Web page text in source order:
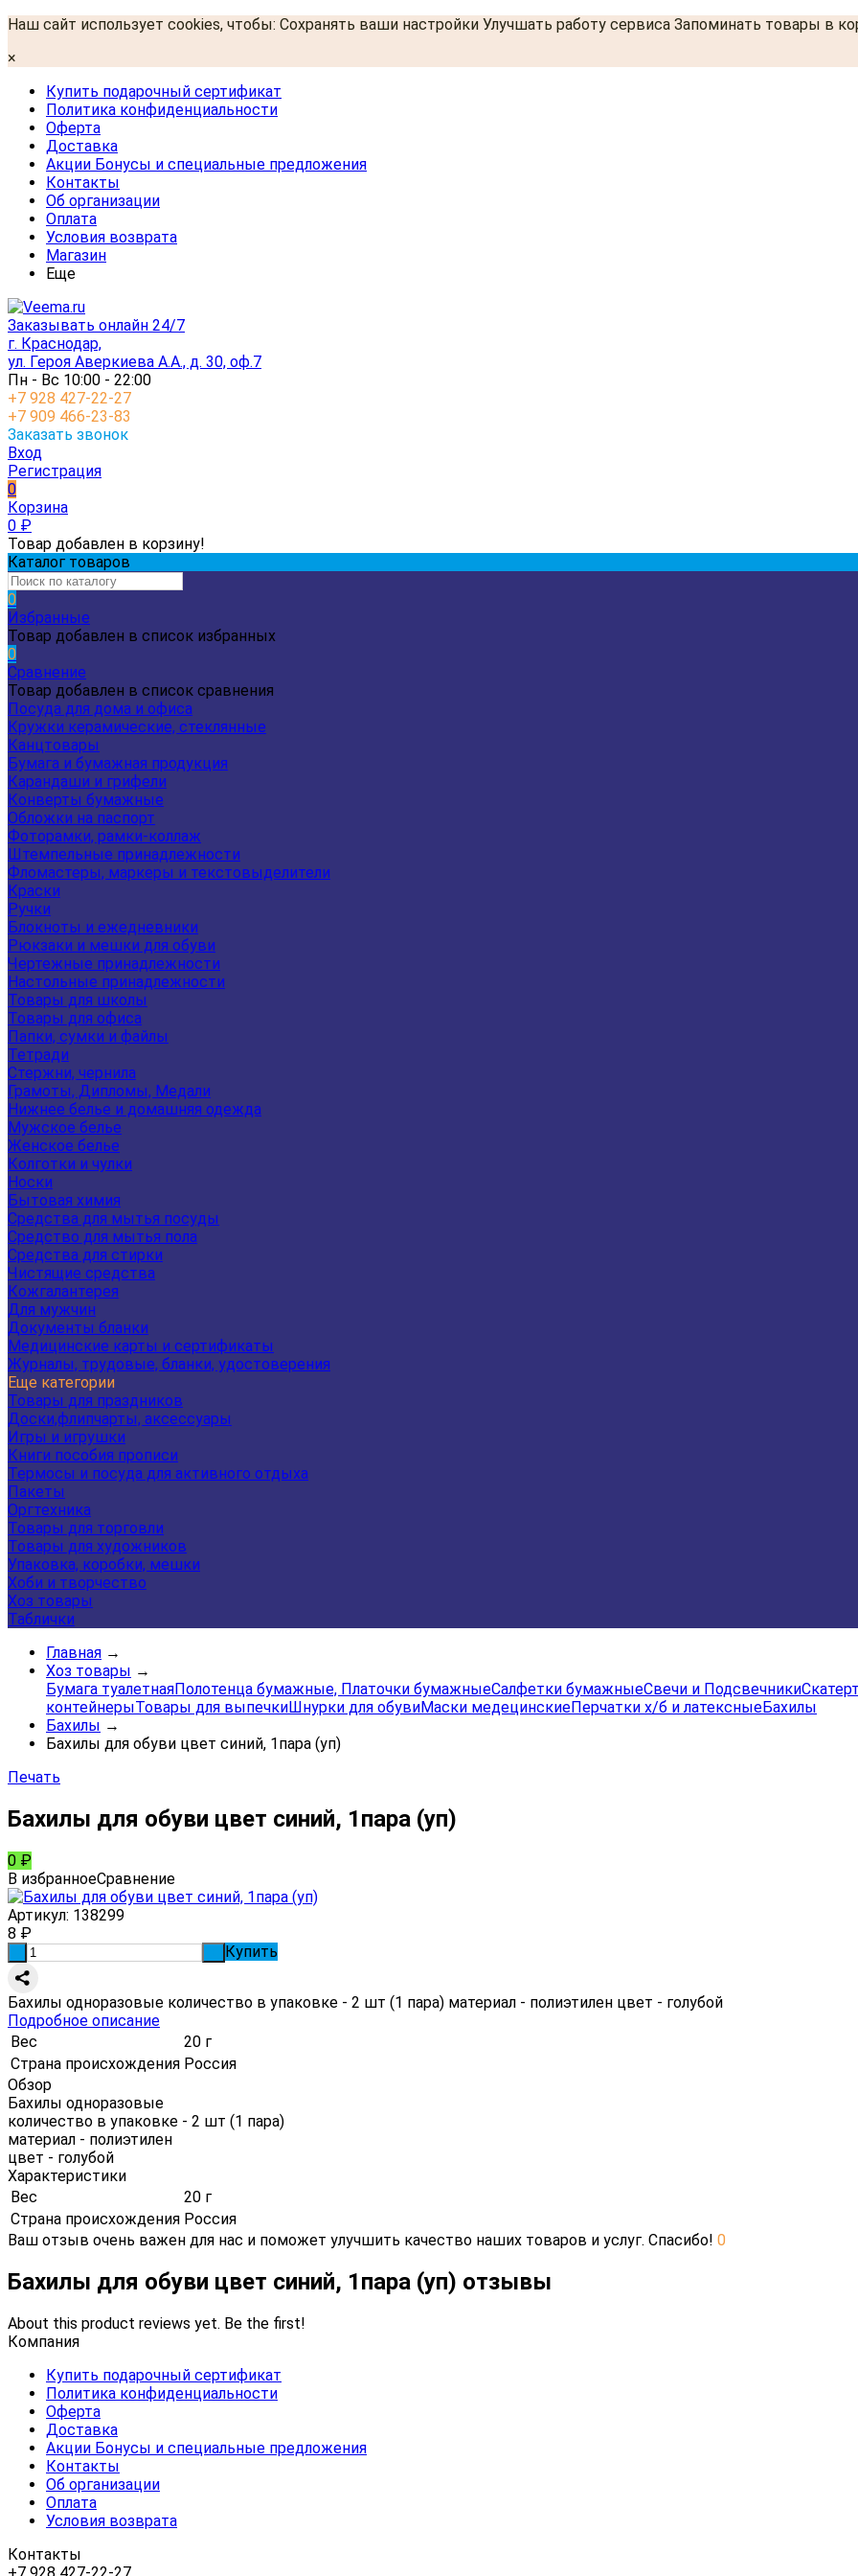
Наш сайт использует cookies, чтобы: Сохранять ваши настройки Улучшать работу сервиса Запоминать товары в
×
Купить подарочный сертификат
Политика конфиденциальности
Оферта
Доставка
Акции Бонусы и специальные предложения
Контакты
Об организации
Оплата
Условия возврата
Магазин
Еще
Заказывать онлайн 24/7
г. Краснодар,
ул. Героя Аверкиева А.А., д. 30, оф.7
Пн - Вс 10:00 - 22:00
+7 928 427-22-27
+7 909 466-23-83
Заказать звонок
Вход
Регистрация
0
Корзина
0 ₽
Товар добавлен в корзину!
Каталог товаров
0
Избранные
Товар добавлен в список избранных
0
Сравнение
Товар добавлен в список сравнения
Посуда для дома и офиса
Кружки керамические, стеклянные
Канцтовары
Бумага и бумажная продукция
Карандаши и грифели
Конверты бумажные
Обложки на паспорт
Фоторамки, рамки-коллаж
Штемпельные принадлежности
Фломастеры, маркеры и текстовыделители
Краски
Ручки
Блокноты и ежедневники
Рюкзаки и мешки для обуви
Чертежные принадлежности
Настольные принадлежности
Товары для школы
Товары для офиса
Папки, сумки и файлы
Тетради
Стержни, чернила
Грамоты, Дипломы, Медали
Нижнее белье и домашняя одежда
Мужское белье
Женское белье
Колготки и чулки
Носки
Бытовая химия
Средства для мытья посуды
Средство для мытья пола
Средства для стирки
Чистящие средства
Кожгалантерея
Для мужчин
Документы бланки
Медицинские карты и сертификаты
Журналы, трудовые, бланки, удостоверения
Еще категории
Товары для праздников
Доски,флипчарты, аксессуары
Игры и игрушки
Книги пособия прописи
Термосы и посуда для активного отдыха
Пакеты
Оргтехника
Товары для торговли
Товары для художников
Упаковка, коробки, мешки
Хоби и творчество
Хоз товары
Таблички
Главная →
Хоз товары →
Бумага туалетнаяПолотенца бумажные, Платочки бумажныеСалфетки бумажныеСвечи и Подсвечники
контейнерыТовары для выпечкиШнурки для обувиМаски медецинскиеПерчатки х/б и латексныеБахилы
Бахилы →
Бахилы для обуви цвет синий, 1пара (уп)
Печать
Бахилы для обуви цвет синий, 1пара (уп)
0 ₽
В избранноеСравнение
Артикул: 138299
8 ₽
Купить
Бахилы одноразовые количество в упаковке - 2 шт (1 пара) материал - полиэтилен цвет - голубой
Подробное описание
Вес
20 г
Страна происхождения Россия
Обзор
Бахилы одноразовые
количество в упаковке - 2 шт (1 пара)
материал - полиэтилен
цвет - голубой
Характеристики
Вес
20 г
Страна происхождения Россия
Ваш отзыв очень важен для нас и поможет улучшить качество наших товаров и услуг. Спасибо! 0
Бахилы для обуви цвет синий, 1пара (уп) отзывы
About this product reviews yet. Be the first!
Компания
Купить подарочный сертификат
Политика конфиденциальности
Оферта
Доставка
Акции Бонусы и специальные предложения
Контакты
Об организации
Оплата
Условия возврата
Контакты
+7 928 427-22-27